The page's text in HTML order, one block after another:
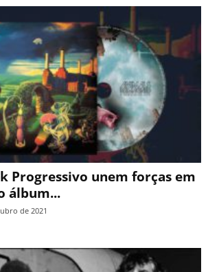
Progressivo unem forças em
álbum...
de 2021